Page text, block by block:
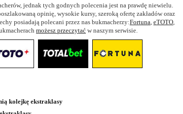
jednak tych godnych polecenia jest na prawdę niewielu.
opinię, wysokie kursy, szeroką ofertę zakładów oraz
posiadają polecani przez nas bukmacherzy:Fortuna, eTOTO,
możesz przeczytać w naszym serwisie.
kolejkę ekstraklasy